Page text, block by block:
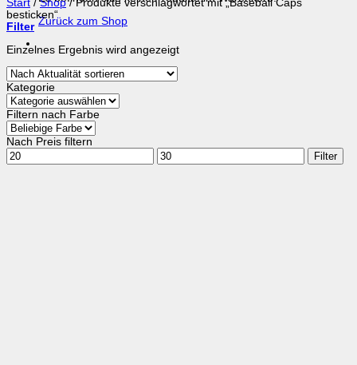
Zurück zum Shop
Start / Shop /Produkte verschlagwortet mit „Baseball Caps
besticken“
Filter
Einzelnes Ergebnis wird angezeigt
Kategorie
Filtern nach Farbe
Nach Preis filtern
Min.
Preis
Max.
Preis
Filter